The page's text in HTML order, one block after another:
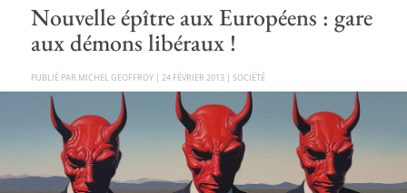
Nouvelle épître aux Européens : gare
aux démons libéraux !
PAR MICHEL GEOFFROY| 24 FÉVRIER 2013| SOCIÉTÉ